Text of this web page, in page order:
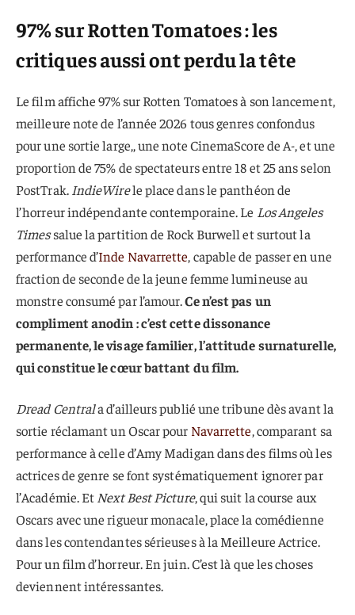
97% sur Rotten Tomatoes : les
critiques aussi ont perdu la tête
Le film affiche 97% sur Rotten Tomatoes à son lancement,
meilleure note de l’année 2026 tous genres confondus
pour une sortie large,, une note CinemaScore de A-, et une
proportion de 75% de spectateurs entre 18 et 25 ans selon
PostTrak. IndieWirele place dans le panthéon de
l’horreur indépendante contemporaine. Le Los Angeles
Timessalue la partition de Rock Burwell et surtout la
performance d’Inde Navarrette, capable de passer en une
fraction de seconde de la jeune femme lumineuse au
monstre consumé par l’amour.Ce n’est pas un
compliment anodin : c’est cette dissonance
permanente, le visage familier, l’attitude surnaturelle,
qui constitue le cœur battant du film.
Dread Centrala d’ailleurs publié une tribune dès avant la
sortie réclamant un Oscar pour Navarrette, comparant sa
performance à celle d’Amy Madigan dans des films où les
actrices de genre se font systématiquement ignorer par
l’Académie. Et Next Best Picture, qui suit la course aux
Oscars avec une rigueur monacale, place la comédienne
dans les contendantes sérieuses à la Meilleure Actrice.
Pour un film d’horreur. En juin. C’est là que les choses
deviennent intéressantes.